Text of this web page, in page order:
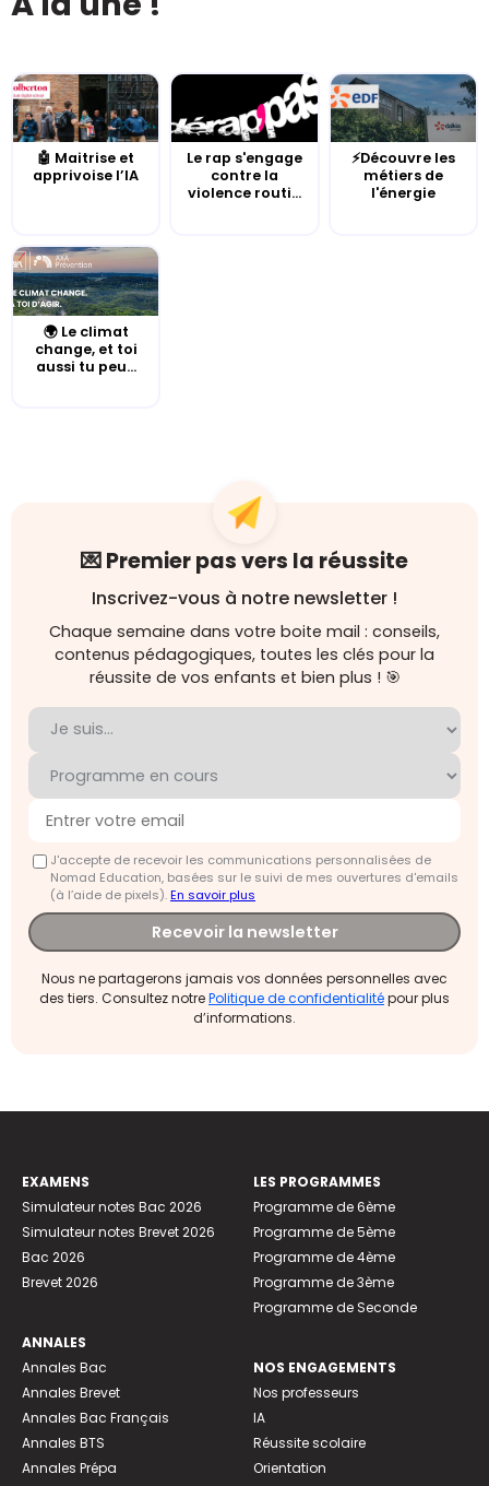
🤖 Maitrise et
apprivoise l’IA
Le rap s'engage
contre la
violence routi...
⚡Découvre les
métiers de
l'énergie
🌍 Le climat
change, et toi
aussi tu peu...
💌 Premier pas vers la réussite
Inscrivez-vous à notre newsletter !
Chaque semaine dans votre boite mail : conseils,
contenus pédagogiques, toutes les clés pour la
réussite de vos enfants et bien plus ! 🎯
J'accepte de recevoir les communications personnalisées de
Nomad Education, basées sur le suivi de mes ouvertures d'emails
(à l’aide de pixels).En savoir plus
Recevoir la newsletter
Nous ne partagerons jamais vos données personnelles avec
des tiers. Consultez notrePolitique de confidentialitépour plus
d’informations.
EXAMENS
Simulateur notes Bac 2026
Simulateur notes Brevet 2026
Bac 2026
Brevet 2026
ANNALES
Annales Bac
Annales Brevet
Annales Bac Français
Annales BTS
Annales Prépa
LES PROGRAMMES
Programme de 6ème
Programme de 5ème
Programme de 4ème
Programme de 3ème
Programme de Seconde
NOS ENGAGEMENTS
Nos professeurs
IA
Réussite scolaire
Orientation